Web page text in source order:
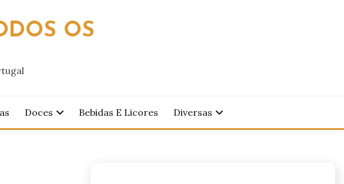
OS
Doces Bebidas E Licores Diversas